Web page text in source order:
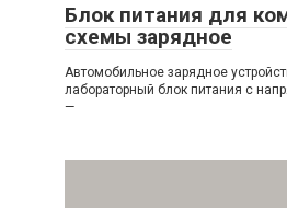
Блок питания для
схемы зарядное
Автомобильное зарядное
лабораторный блок питания с
—